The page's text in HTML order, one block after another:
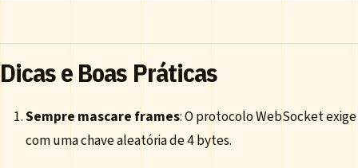
Dicas e Boas Práticas
Sempre mascare frames: O protocolo WebSocket
com uma chave aleatória de 4 bytes.